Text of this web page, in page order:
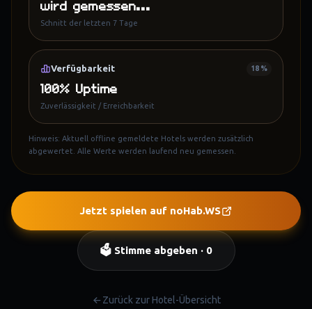
wird gemessen…
Schnitt der letzten 7 Tage
Verfügbarkeit 18 %
100% Uptime
Zuverlässigkeit / Erreichbarkeit
Hinweis: Aktuell offline gemeldete Hotels werden zusätzlich
abgewertet. Alle Werte werden laufend neu gemessen.
Jetzt spielen auf noHab.WS
(öffnet in neuem Tab)
🗳️ Stimme abgeben · 0
Zurück zur Hotel-Übersicht